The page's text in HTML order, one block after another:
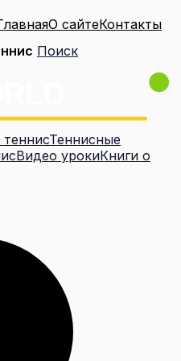
О сайтеКонтакты
Поиск
Теннисные
Видео урокиКниги о